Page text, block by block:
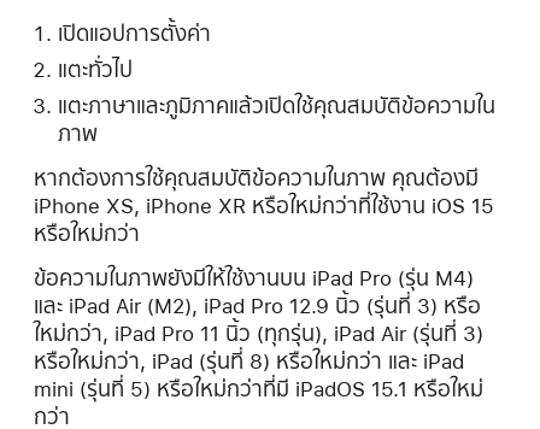
เปิดแอปการตั้งค่า
แตะทั่วไป
แตะภาษาและภูมิภาคแล้วเปิดใช้คุณสมบัติข้อความใน
ภาพ
หากต้องการใช้คุณสมบัติข้อความในภาพ คุณต้องมี
iPhone XS, iPhone XR หรือใหม่กว่าที่ใช้งาน iOS 15
หรือใหม่กว่า
ข้อความในภาพยังมีให้ใช้งานบน iPad Pro (รุ่น M4)
และ iPad Air (M2), iPad Pro 12.9 นิ้ว (รุ่นที่ 3) หรือ
ใหม่กว่า, iPad Pro 11 นิ้ว (ทุกรุ่น), iPad Air (รุ่นที่ 3)
หรือใหม่กว่า, iPad (รุ่นที่ 8) หรือใหม่กว่า และ iPad
mini (รุ่นที่ 5) หรือใหม่กว่าที่มี iPadOS 15.1 หรือใหม่
กว่า